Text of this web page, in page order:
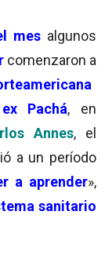
mes algunos
comenzaron a
Pachá, en
Annes, el
a un período
a aprender»,
sanitario